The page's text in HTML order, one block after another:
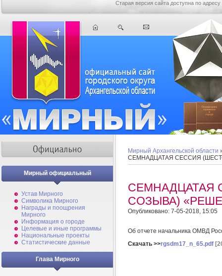
Старая версия сайта доступна по адресу
Мирный официальный
Устав Мирного
Символика Мирного
Награды и поощрения
Мирного
Информация о городе
Целевые и иные программы
Национальные проекты
Статистические данные
Глава Мирного
Мирный Архангельской области
СЕМНАДЦАТАЯ СЕССИЯ
СЕМНАДЦАТАЯ
СОЗЫВА)
Опубликовано: 7-05-2018, 15:05
Об отчете начальника ОМВД
Скачать >>rgsdm17_n_65.pdf